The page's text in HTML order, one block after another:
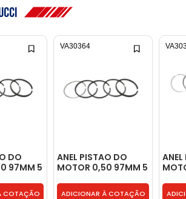
DO
97MM 5
COTAÇÃO
ANEL PISTAO DO
MOTOR 0,50 97MM 5
3445867703
ADICIONAR À COTAÇÃO
VA30364